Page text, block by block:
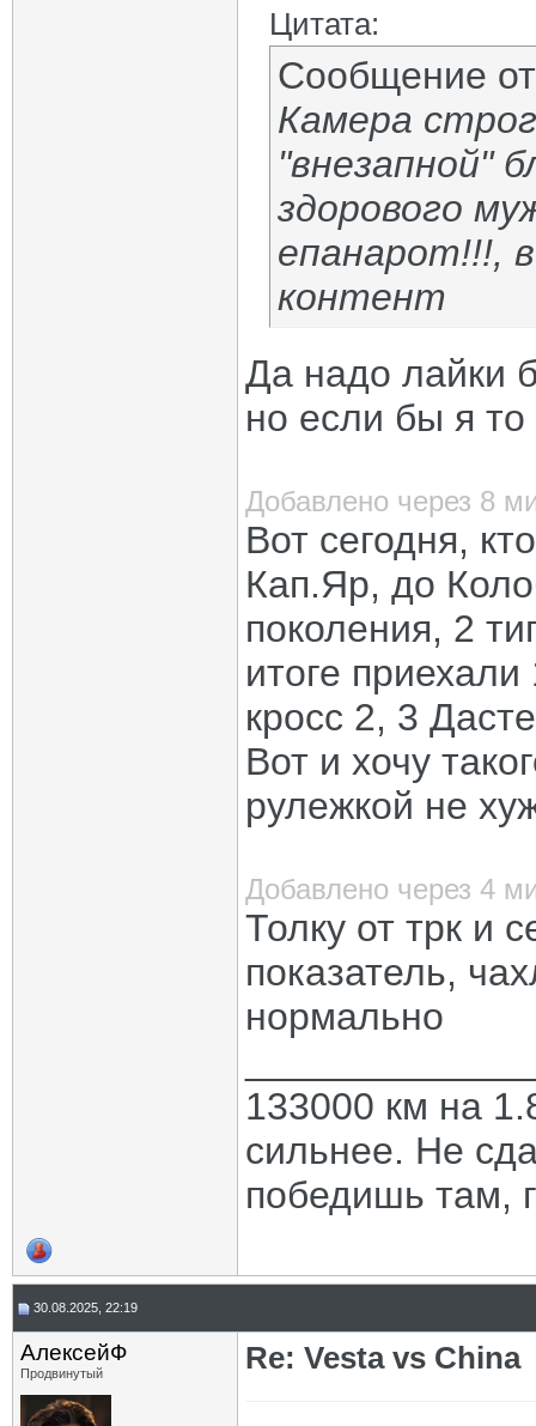
Цитата:
Сообщение
Камера
"внезапной"
здорового
епанарот!!!,
контент
Да надо лайки
но если бы я то
Добавлено через 8
Вот сегодня,
Кап.Яр, до
поколения, 2
итоге
кросс 2, 3
Вот и хочу
рулежкой не
Добавлено через 4
Толку от трк и
показатель,
нормально
133000 км на
сильнее. Не
победишь там,
30.08.2025, 22:19
АлексейФ
Продвинутый Re: Vesta vs China